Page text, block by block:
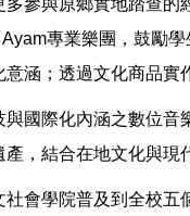
多參與原鄉實地踏查
專業樂團，鼓勵
涵；透過文化商品實
國際化內涵之數位
，結合在地文化與現
會學院普及到全校